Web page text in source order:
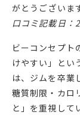
がとうございま
口コミ記載日：
ビーコンセプト
けやすい」とい
は、ジムを卒業
糖質制限・カロ
と」を重視して